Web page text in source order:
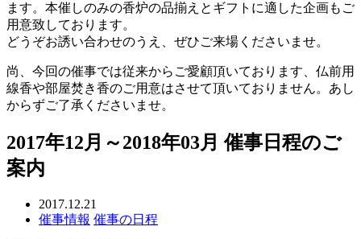
ます。本催しのみの香炉の品揃えとギフトに適した企画もご
用意致しております。
どうぞお誘い合わせのうえ、ぜひご来場くださいませ。
尚、今回の催事では従来からご愛顧頂いております、仏前用
線香や部屋焚き香のご用意はさせて頂いておりません。あし
からずご了承くださいませ。
2017年12月～2018年03月 催事日程のご
案内
2017.12.21
催事情報 催事の日程